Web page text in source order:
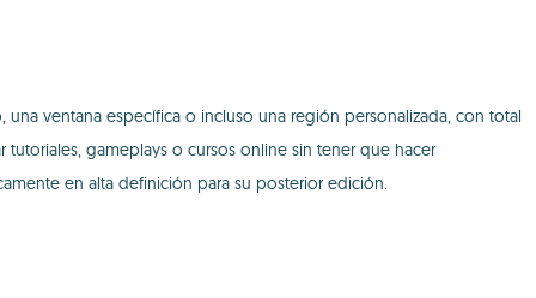
ventana específica o incluso una región personalizada, con total
gameplays o cursos online sin tener que hacer
en alta definición para su posterior edición.